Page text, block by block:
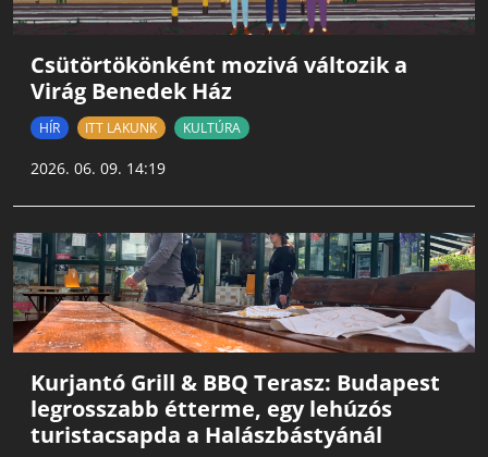
Csütörtökönként mozivá változik a
Virág Benedek Ház
HÍR ITT LAKUNK KULTÚRA
2026. 06. 09. 14:19
Kurjantó Grill & BBQ Terasz: Budapest
legrosszabb étterme, egy lehúzós
turistacsapda a Halászbástyánál